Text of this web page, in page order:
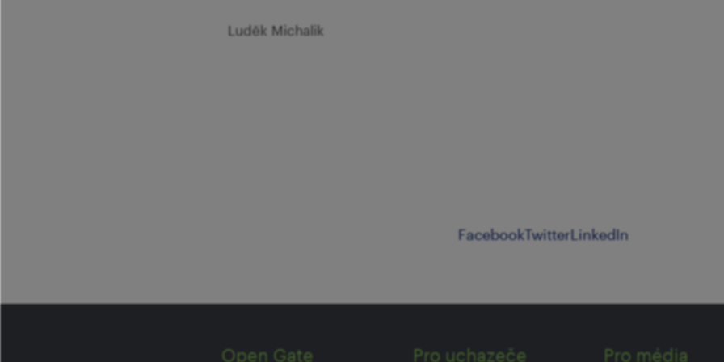
Luděk Michalik
FacebookTwitterLinkedIn
Open Gate Pro uchazeče Pro média